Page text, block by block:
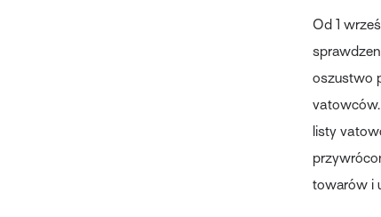
Od 1
oszustwo
listy
towarów i